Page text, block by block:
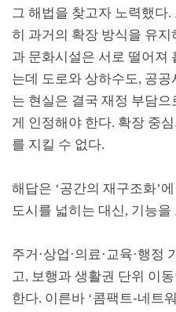
그 해법을 찾고자 노력했다.
히 과거의 확장 방식을 유지
과 문화시설은 서로 떨어져
는데 도로와 상하수도, 공공
는 현실은 결국 재정 부담으
게 인정해야 한다. 확장 중
를 지킬 수 없다.
해답은 ‘공간의 재구조화’
도시를 넓히는 대신, 기능을
주거 ·상업 ·의료·교육·행정
고, 보행과 생활권 단위 이
한다. 이른바 ‘콤팩트-네트